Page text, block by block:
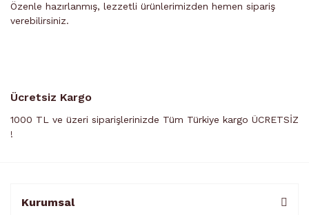
Özenle hazırlanmış, lezzetli ürünlerimizden hemen sipariş
verebilirsiniz.
Ücretsiz Kargo
1000 TL ve üzeri siparişlerinizde Tüm Türkiye kargo ÜCRETSİZ
!
Kurumsal